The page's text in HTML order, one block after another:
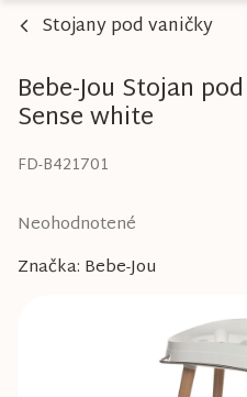
Stojany pod vaničky
Bebe-Jou Stojan
Sense white
FD-B421701
Priemerné
produktu
Neohodnotené
Značka: Bebe-Jou